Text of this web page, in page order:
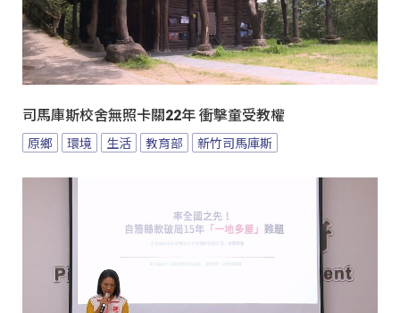
司馬庫斯校舍無照卡關22年 衝擊童受教權
原鄉 環境 生活 教育部 新竹司馬庫斯